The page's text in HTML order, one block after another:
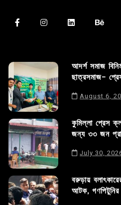
আদর্শ সমাজ
ছাত্রসমাজ-
August 6,
কুমিল্লা প্রেস
জন্য ৩৩ জন
July 30,
বরুড়ায়
আটক,